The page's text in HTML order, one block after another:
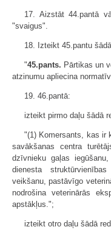
17. Aizstāt 44.pantā
"svaigus".
18. Izteikt 45.pantu
"45.pants. Pārtikas un
atzinumu apliecina
19. 46.pantā:
izteikt pirmo daļu šādā
"(1) Komersants, kas ir
savākšanas centra
dzīvnieku gaļas
dienesta
veikšanu, pastāvīgo
nodrošina veterinārās
apstākļus.";
izteikt otro daļu šādā